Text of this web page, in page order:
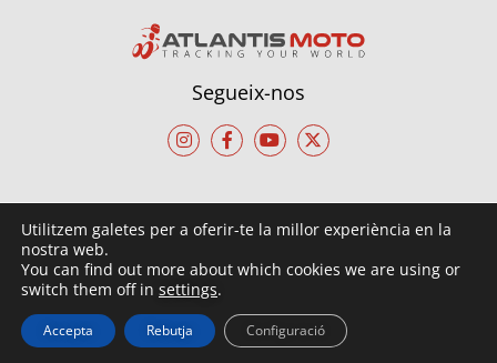
Segueix-nos
n
s
t
g
a
a
c
e
o
k
f
o
u
t
b
-
t
w
t
e
Contacte
Utilitzem galetes per a oferir-te la millor experiència en la
nostra web.
You can find out more about which cookies we are using or
switch them off in settings.
Accepta Rebutja Configuració